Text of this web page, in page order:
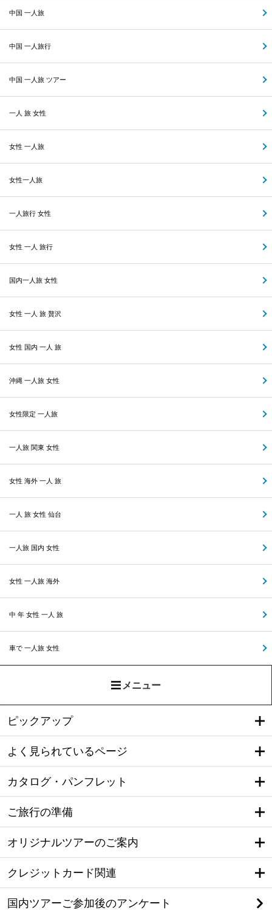
中国 一人旅
中国 一人旅行
中国 一人旅 ツアー
一人 旅 女性
女性 一人旅
女性一人旅
一人旅行 女性
女性 一人 旅行
国内一人旅 女性
女性 一人 旅 贅沢
女性 国内 一人 旅
沖縄 一人旅 女性
女性限定 一人旅
一人旅 関東 女性
女性 海外 一人 旅
一人 旅 女性 仙台
一人旅 国内 女性
女性 一人旅 海外
中 年 女性 一人 旅
車で 一人旅 女性
メニュー
ピックアップ
よく見られているページ
カタログ・パンフレット
ご旅行の準備
オリジナルツアーのご案内
クレジットカード関連
国内ツアーご参加後のアンケート